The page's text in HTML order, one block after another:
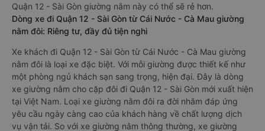
Quận 12 - Sài Gòn giường nằm này có thể sẽ rẻ hơn.
Dòng xe đi Quận 12 - Sài Gòn từ Cái Nước - Cà Mau giường
nằm đôi: Riêng tư, đầy đủ tiện nghi
Xe khách đi Quận 12 - Sài Gòn từ Cái Nước - Cà Mau giường
nằm đôi là loại xe đặc biệt. Với mỗi giường được thiết kế như
một phòng ngủ khách sạn sang trọng, hiện đại. Đây là dòng
xe giường nằm cho cặp đôi đi Quận 12 - Sài Gòn mới xuất hiện
tại Việt Nam. Loại xe giường nằm đôi ra đời nhằm đáp ứng
yêu cầu ngày càng cao của khách hàng về chất lượng dịch
vụ vận tải. So với xe giường nằm thông thường, xe giường